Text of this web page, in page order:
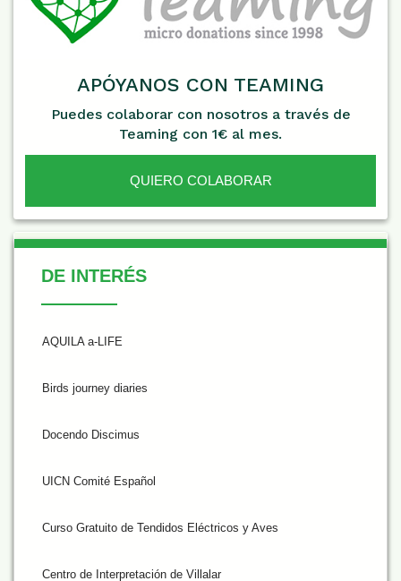
APÓYANOS CON TEAMING
Puedes colaborar con nosotros a través de
Teaming con 1€ al mes.
QUIERO COLABORAR
De Interés
DE INTERÉS
AQUILA a-LIFE
Birds journey diaries
Docendo Discimus
UICN Comité Español
Curso Gratuito de Tendidos Eléctricos y Aves
Centro de Interpretación de Villalar